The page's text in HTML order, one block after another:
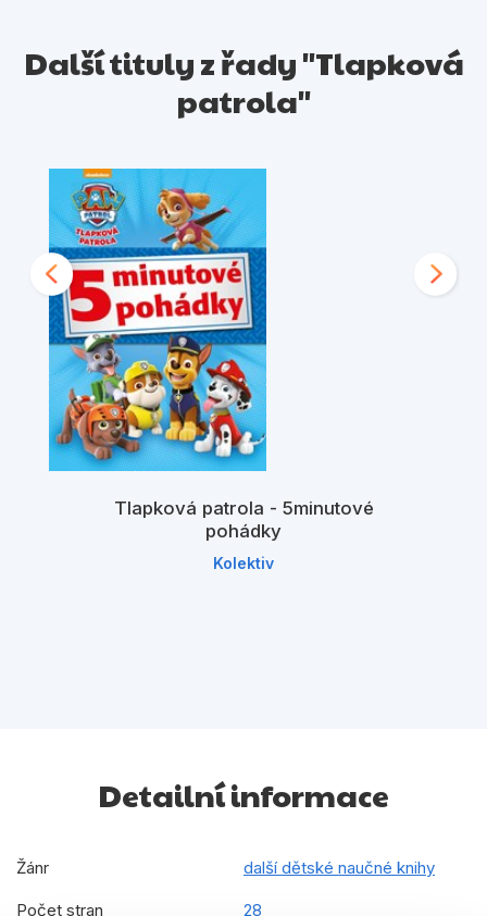
Další tituly z řady "Tlapková
patrola"
Tlapková patrola - 5minutové
pohádky
Kolektiv
Detailní informace
Žánr další dětské naučné knihy
Počet stran 28